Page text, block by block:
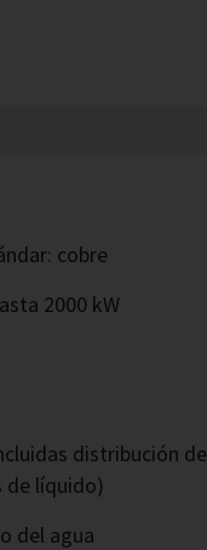
cobre
2000 kW
distribución de
de líquido)
del agua